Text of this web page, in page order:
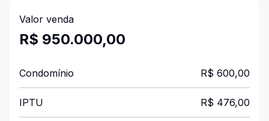
Valor venda
R$ 950.000,00
Condomínio R$ 600,00
IPTU R$ 476,00